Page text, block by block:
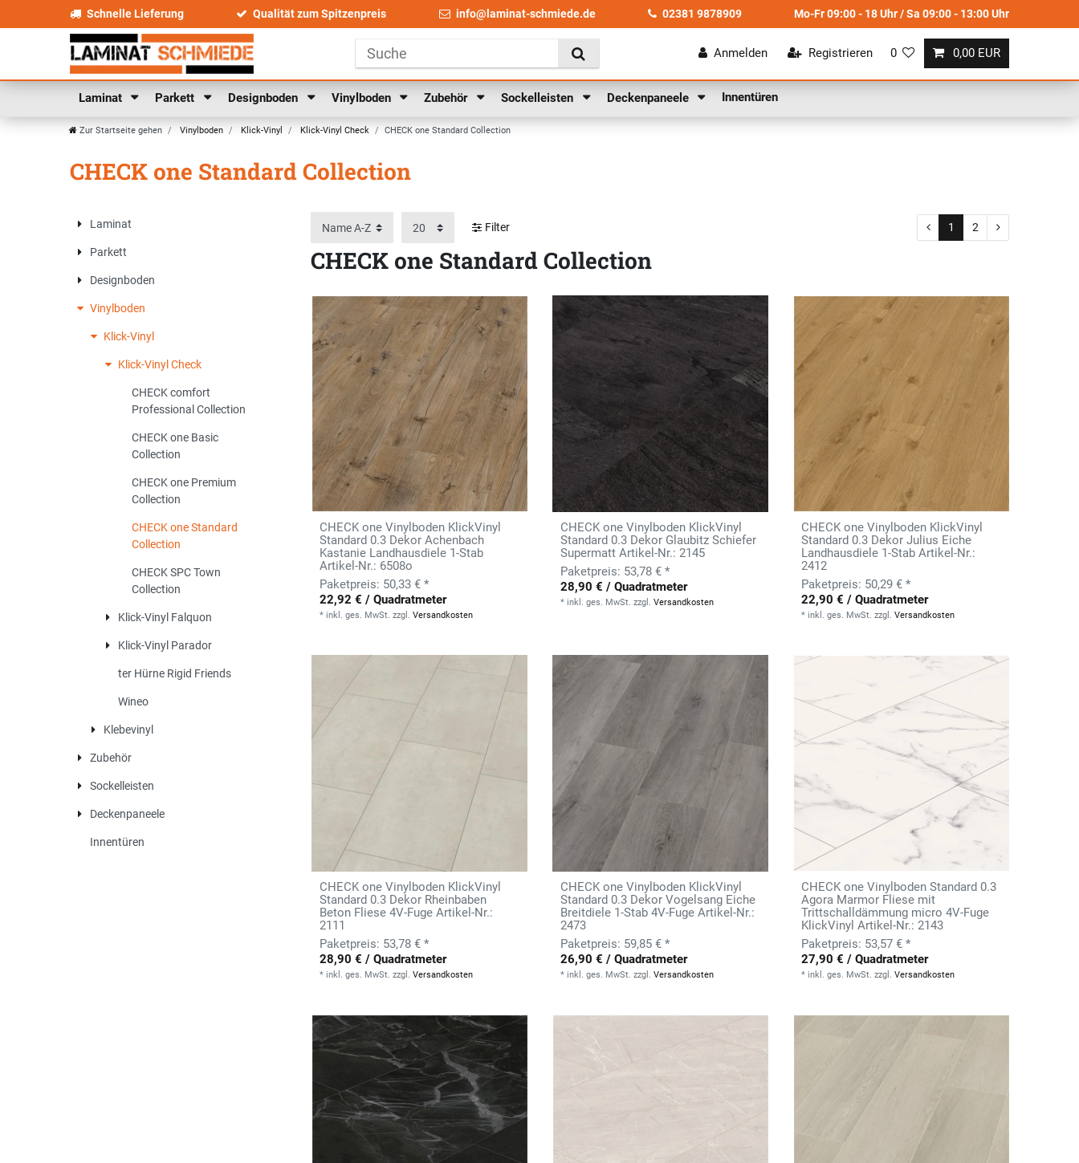
Schnelle Lieferung Qualität zum Spitzenpreis info@laminat-schmiede.de 02381 9878909 Mo-Fr 09:00 - 18 Uhr / Sa 09:00 - 13:00 Uhr
Anmelden Registrieren 0 0,00 EUR
Laminat Parkett Designboden Vinylboden Zubehör Sockelleisten Deckenpaneele Innentüren
Zur Startseite gehen Vinylboden Klick-Vinyl Klick-Vinyl Check CHECK one Standard Collection
CHECK one Standard Collection
Laminat
Parkett
Designboden
Vinylboden
Klick-Vinyl
Klick-Vinyl Check
CHECK comfort
Professional Collection
CHECK one Basic
Collection
CHECK one Premium
Collection
CHECK one Standard
Collection
CHECK SPC Town
Collection
Klick-Vinyl Falquon
Klick-Vinyl Parador
ter Hürne Rigid Friends
Wineo
Klebevinyl
Zubehör
Sockelleisten
Deckenpaneele
Innentüren
Filter 1 2
CHECK one Standard Collection
CHECK one Vinylboden KlickVinyl
Standard 0.3 Dekor Achenbach
Kastanie Landhausdiele 1-Stab
Artikel-Nr.: 6508o
50,33 € *
22,92 € / Quadratmeter
* inkl. ges. MwSt. zzgl.Versandkosten
CHECK one Vinylboden KlickVinyl
Standard 0.3 Dekor Glaubitz Schiefer
Supermatt Artikel-Nr.: 2145
53,78 € *
28,90 € / Quadratmeter
* inkl. ges. MwSt. zzgl.Versandkosten
CHECK one Vinylboden KlickVinyl
Standard 0.3 Dekor Julius Eiche
Landhausdiele 1-Stab Artikel-Nr.:
2412
50,29 € *
22,90 € / Quadratmeter
* inkl. ges. MwSt. zzgl.Versandkosten
CHECK one Vinylboden KlickVinyl
Standard 0.3 Dekor Rheinbaben
Beton Fliese 4V-Fuge Artikel-Nr.:
2111
53,78 € *
28,90 € / Quadratmeter
* inkl. ges. MwSt. zzgl.Versandkosten
CHECK one Vinylboden KlickVinyl
Standard 0.3 Dekor Vogelsang Eiche
Breitdiele 1-Stab 4V-Fuge Artikel-Nr.:
2473
59,85 € *
26,90 € / Quadratmeter
* inkl. ges. MwSt. zzgl.Versandkosten
CHECK one Vinylboden Standard 0.3
Agora Marmor Fliese mit
Trittschalldämmung micro 4V-Fuge
KlickVinyl Artikel-Nr.: 2143
53,57 € *
27,90 € / Quadratmeter
* inkl. ges. MwSt. zzgl.Versandkosten